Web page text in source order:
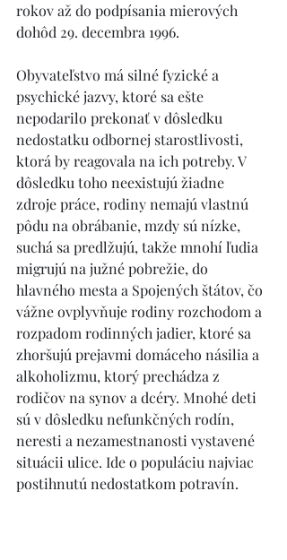
rokov až do podpísania mierových
dohôd 29. decembra 1996.
Obyvateľstvo má silné fyzické a
psychické jazvy, ktoré sa ešte
nepodarilo prekonať v dôsledku
nedostatku odbornej starostlivosti,
ktorá by reagovala na ich potreby. V
dôsledku toho neexistujú žiadne
zdroje práce, rodiny nemajú vlastnú
pôdu na obrábanie, mzdy sú nízke,
suchá sa predlžujú, takže mnohí ľudia
migrujú na južné pobrežie, do
hlavného mesta a Spojených štátov, čo
vážne ovplyvňuje rodiny rozchodom a
rozpadom rodinných jadier, ktoré sa
zhoršujú prejavmi domáceho násilia a
alkoholizmu, ktorý prechádza z
rodičov na synov a dcéry. Mnohé deti
sú v dôsledku nefunkčných rodín,
neresti a nezamestnanosti vystavené
situácii ulice. Ide o populáciu najviac
postihnutú nedostatkom potravín.